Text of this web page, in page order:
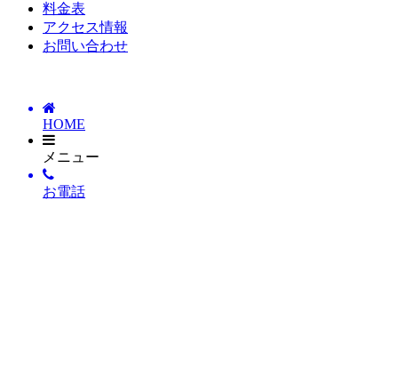
料金表
アクセス情報
お問い合わせ
HOME
メニュー
お電話